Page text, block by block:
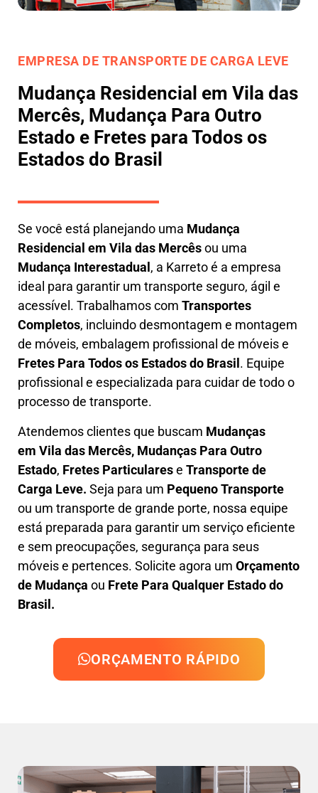
EMPRESA DE TRANSPORTE DE CARGA LEVE
Mudança Residencial em Vila das
Mercês, Mudança Para Outro
Estado e Fretes para Todos os
Estados do Brasil
Se você está planejando uma Mudança
Residencial em Vila das Mercêsou uma
Mudança Interestadual , a Karretoé a empresa
ideal para garantir um transporte seguro, ágil e
acessível. Trabalhamos com Transportes
Completos, incluindodesmontagem e montagem
de móveis, embalagem profissional de móveis e
Fretes Para Todos os Estados do Brasil . Equipe
profissional e especializada para cuidar de todo o
processo de transporte.
Atendemos clientes que buscam Mudanças
em Vila das Mercês, Mudanças Para Outro
Estado, Fretes Particularese Transportede
Carga Leve. Seja para um Pequeno Transporte
ou um transporte de grande porte, nossa equipe
está preparada para garantir um serviço eficiente
e sem preocupações, segurança para seus
móveis e pertences. Solicite agora um Orçamento
de Mudança ou Frete Para Qualquer Estado do
Brasil.
ORÇAMENTO RÁPIDO